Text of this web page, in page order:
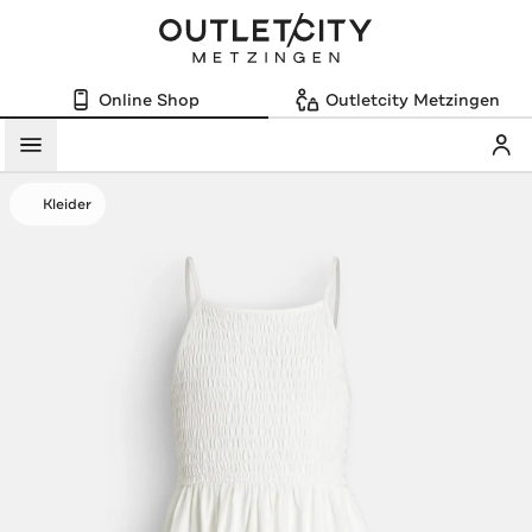
Online Shop Outletcity Metzingen
Menü
Kleider